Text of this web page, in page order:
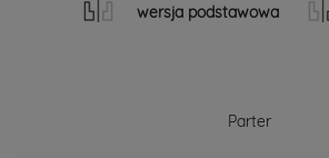
wersja podstawowa
Parter